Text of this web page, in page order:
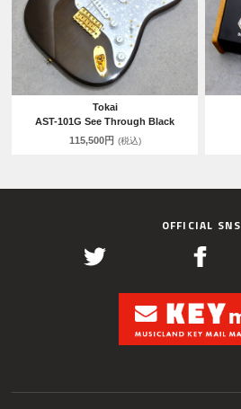
Tokai
AST-101G See Through Black
115,500円 (税込)
OFFICIAL SNS